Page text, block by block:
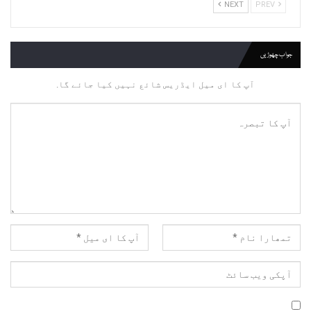
NEXT
جواب چھوڑیں
آپ کا ای میل ایڈریس شائع نہیں کیا جائے گا.